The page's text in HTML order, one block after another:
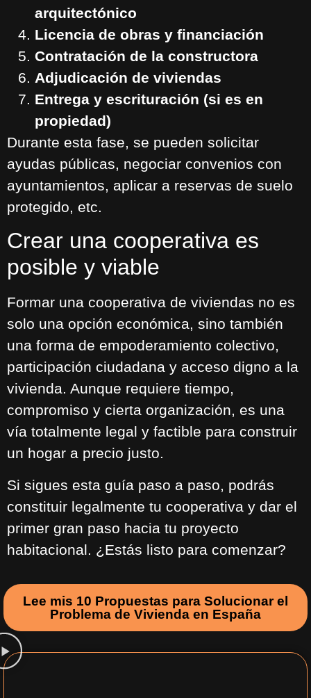
arquitectónico
Licencia de obras y financiación
Contratación de la constructora
Adjudicación de viviendas
Entrega y escrituración (si es en
propiedad)
Durante esta fase, se pueden solicitar
ayudas públicas, negociar convenios con
ayuntamientos, aplicar a reservas de suelo
protegido, etc.
Crear una cooperativa es
posible y viable
Formar una cooperativa de viviendas no es
solo una opción económica, sino también
una forma de empoderamiento colectivo,
participación ciudadana y acceso digno a la
vivienda. Aunque requiere tiempo,
compromiso y cierta organización, es una
vía totalmente legal y factible para construir
un hogar a precio justo.
Si sigues esta guía paso a paso, podrás
constituir legalmente tu cooperativa y dar el
primer gran paso hacia tu proyecto
habitacional. ¿Estás listo para comenzar?
Lee mis 10 Propuestas para Solucionar el
Problema de Vivienda en España